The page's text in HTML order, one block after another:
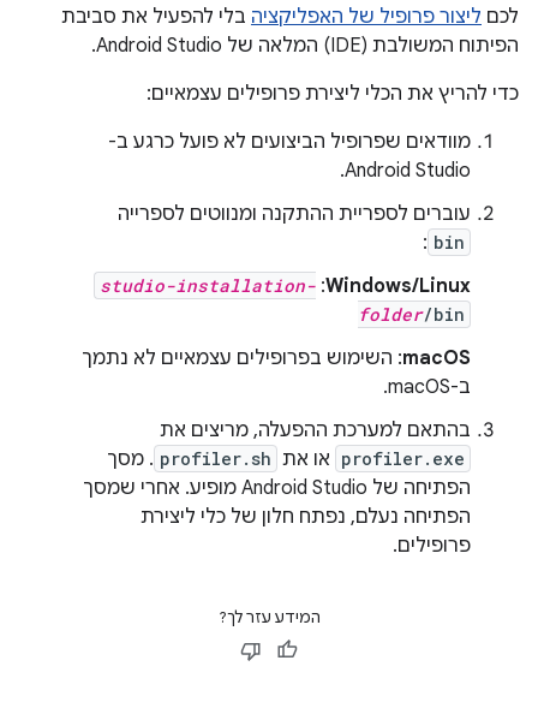
לכם ליצור פרופיל של האפליקציה בלי להפעיל את סביבת
הפיתוח המשולבת (IDE) המלאה של Android Studio.
כדי להריץ את הכלי ליצירת פרופילים עצמאיים:
מוודאים שפרופיל הביצועים לא פועל כרגע ב-
Android Studio.
עוברים לספריית ההתקנה ומנווטים לספרייה
bin
:
Windows/Linux
:
studio-installation-
folder/bin
macOS: השימוש בפרופילים עצמאיים לא נתמך
ב-macOS.
בהתאם למערכת ההפעלה, מריצים את
profiler.exe או את profiler.sh . מסך
הפתיחה של Android Studio מופיע. אחרי שמסך
הפתיחה נעלם, נפתח חלון של כלי ליצירת
פרופילים.
המידע עזר לך?